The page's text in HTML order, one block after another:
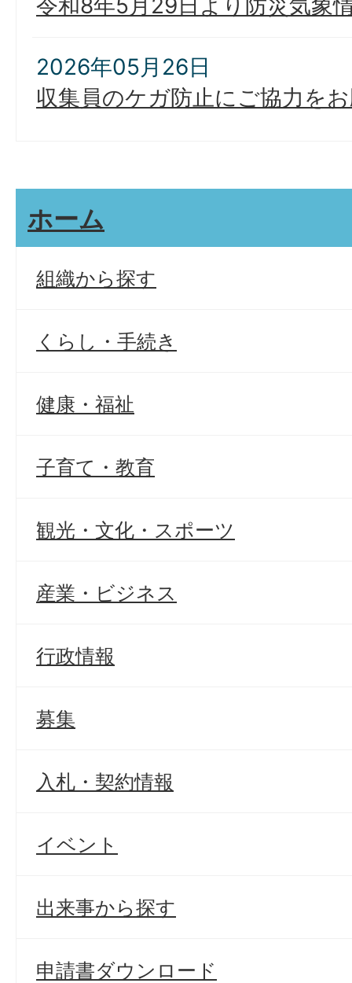
令和8年5月29日より防災気象
2026年05月26日
収集員のケガ防止にご協力を
ホーム
組織から探す
くらし・手続き
健康・福祉
子育て・教育
観光・文化・スポーツ
産業・ビジネス
行政情報
募集
入札・契約情報
イベント
出来事から探す
申請書ダウンロード